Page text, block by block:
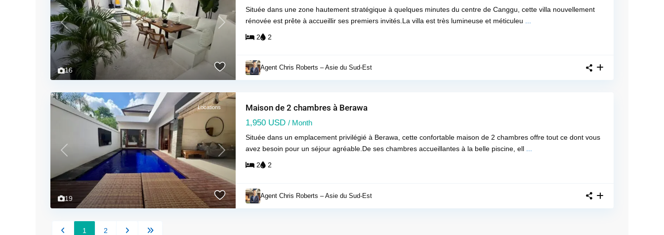
16
Previous Next
Située dans une zone hautement stratégique à quelques minutes du centre de Canggu, cette villa nouvellement
rénovée est prête à accueillir ses premiers invités.La villa est très lumineuse et méticuleu
2 2
Agent Chris Roberts – Asie du Sud-Est
19
Previous Next
Locations Maison de 2 chambres à Berawa
1,950 USD / Month
Située dans un emplacement privilégié à Berawa, cette confortable maison de 2 chambres offre tout ce dont vous
avez besoin pour un séjour agréable.De ses chambres accueillantes à la belle piscine, ell ...
2 2
Agent Chris Roberts – Asie du Sud-Est
1 2